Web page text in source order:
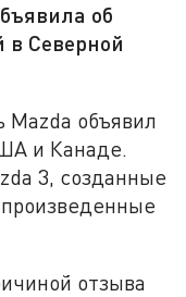
об
в Северной
Mazda объявил
и Канаде.
3, созданные
произведенные
отзыва